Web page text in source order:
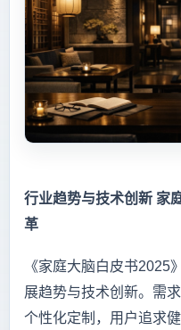
行业趋势与技术创新 家
革
《家庭大脑白皮书2025
展趋势与技术创新。需
个性化定制，用户追求